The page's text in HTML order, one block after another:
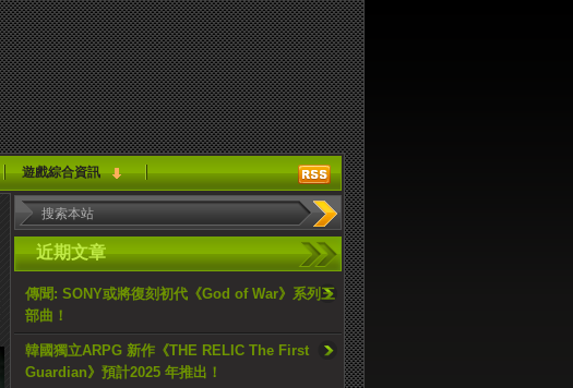
遊戲綜合資訊
近期文章
傳聞: SONY或將復刻初代《God of War》系列三
部曲！
韓國獨立ARPG 新作《THE RELIC The First
Guardian》預計2025 年推出！